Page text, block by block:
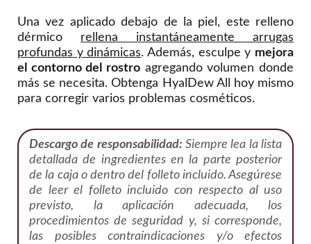
Una vez aplicado debajo de la piel, este relleno
dérmico rellena instantáneamente arrugas
profundas y dinámicas. Además, esculpe y mejora
el contorno del rostro agregando volumen donde
más se necesita. Obtenga HyalDew All hoy mismo
para corregir varios problemas cosméticos.
Descargo de responsabilidad: Siempre lea la lista
detallada de ingredientes en la parte posterior
de la caja o dentro del folleto incluido. Asegúrese
de leer el folleto incluido con respecto al uso
previsto, la aplicación adecuada, los
procedimientos de seguridad y, si corresponde,
las posibles contraindicaciones y/o efectos